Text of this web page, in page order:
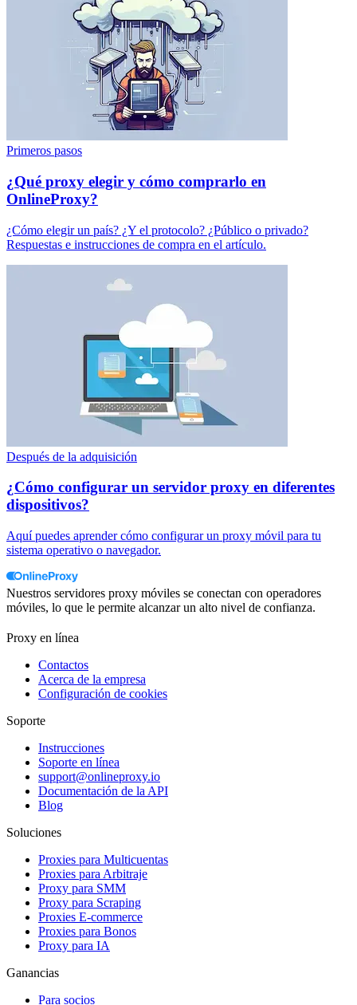
Primeros pasos
¿Qué proxy elegir y cómo comprarlo en
OnlineProxy?
¿Cómo elegir un país? ¿Y el protocolo? ¿Público o privado?
Respuestas e instrucciones de compra en el artículo.
Después de la adquisición
¿Cómo configurar un servidor proxy en diferentes
dispositivos?
Aquí puedes aprender cómo configurar un proxy móvil para tu
sistema operativo o navegador.
Nuestros servidores proxy móviles se conectan con operadores
móviles, lo que le permite alcanzar un alto nivel de confianza.
Proxy en línea
Contactos
Acerca de la empresa
Configuración de cookies
Soporte
Instrucciones
Soporte en línea
support@onlineproxy.io
Documentación de la API
Blog
Soluciones
Proxies para Multicuentas
Proxies para Arbitraje
Proxy para SMM
Proxy para Scraping
Proxies E-commerce
Proxies para Bonos
Proxy para IA
Ganancias
Para socios